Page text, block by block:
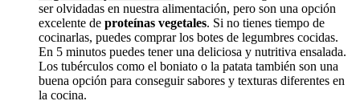
ser olvidadas en nuestra alimentación, pero son una opción
excelente de proteínas vegetales. Si no tienes tiempo de
cocinarlas, puedes comprar los botes de legumbres cocidas.
En 5 minutos puedes tener una deliciosa y nutritiva ensalada.
Los tubérculos como el boniato o la patata también son una
buena opción para conseguir sabores y texturas diferentes en
la cocina.